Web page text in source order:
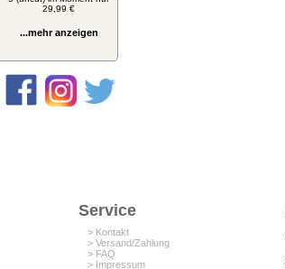
29,99 €
...mehr anzeigen
Service
> Kontakt
> Versand/Zahlung
> FAQ
> Impressum